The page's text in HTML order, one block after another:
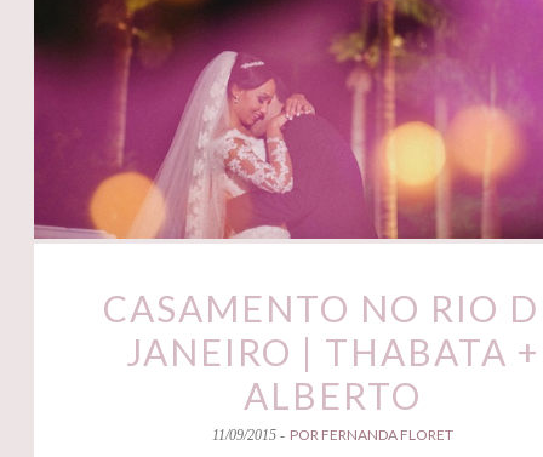
CASAMENTO NO RIO
JANEIRO | THABATA +
ALBERTO
11/09/2015 - POR FERNANDA FLORET